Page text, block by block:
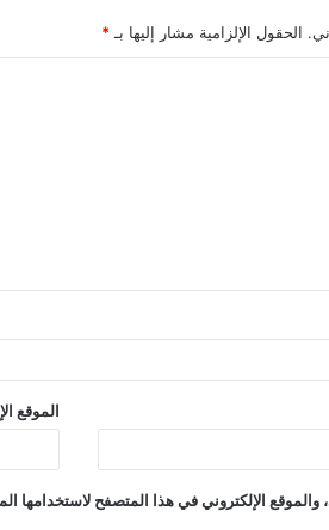
الحقول الإلزامية مشار إليها بـ *
الموقع
الإلكتروني في هذا المتصفح لاستخدامها